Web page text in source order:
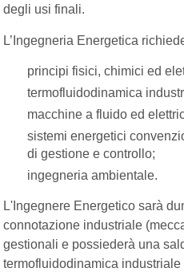
degli usi finali.
L’Ingegneria Energetica
principi fisici, chimici ed
termofluidodinamica
macchine a fluido ed
sistemi energetici
di gestione e controllo;
ingegneria ambientale.
L'Ingegnere Energetico sarà
connotazione industriale
gestionali e possiederà una
termofluidodinamica